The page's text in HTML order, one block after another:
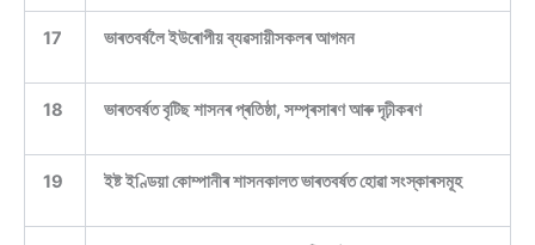
17 ভাৰতবৰ্ষলৈ ইউৰোপীয় ব্যৱসায়ীসকলৰ আগমন
18 ভাৰতবৰ্ষত বৃটিছ শাসনৰ প্ৰতিষ্ঠা, সম্প্ৰসাৰণ আৰু দৃঢ়ীকৰণ
19 ইষ্ট ইণ্ডিয়া কোম্পানীৰ শাসনকালত ভাৰতবৰ্ষত হোৱা সংস্কাৰসমূহ